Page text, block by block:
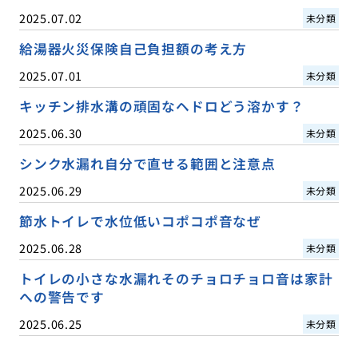
2025.07.02 未分類
給湯器火災保険自己負担額の考え方
2025.07.01 未分類
キッチン排水溝の頑固なヘドロどう溶かす？
2025.06.30 未分類
シンク水漏れ自分で直せる範囲と注意点
2025.06.29 未分類
節水トイレで水位低いコポコポ音なぜ
2025.06.28 未分類
トイレの小さな水漏れそのチョロチョロ音は家計
への警告です
2025.06.25 未分類